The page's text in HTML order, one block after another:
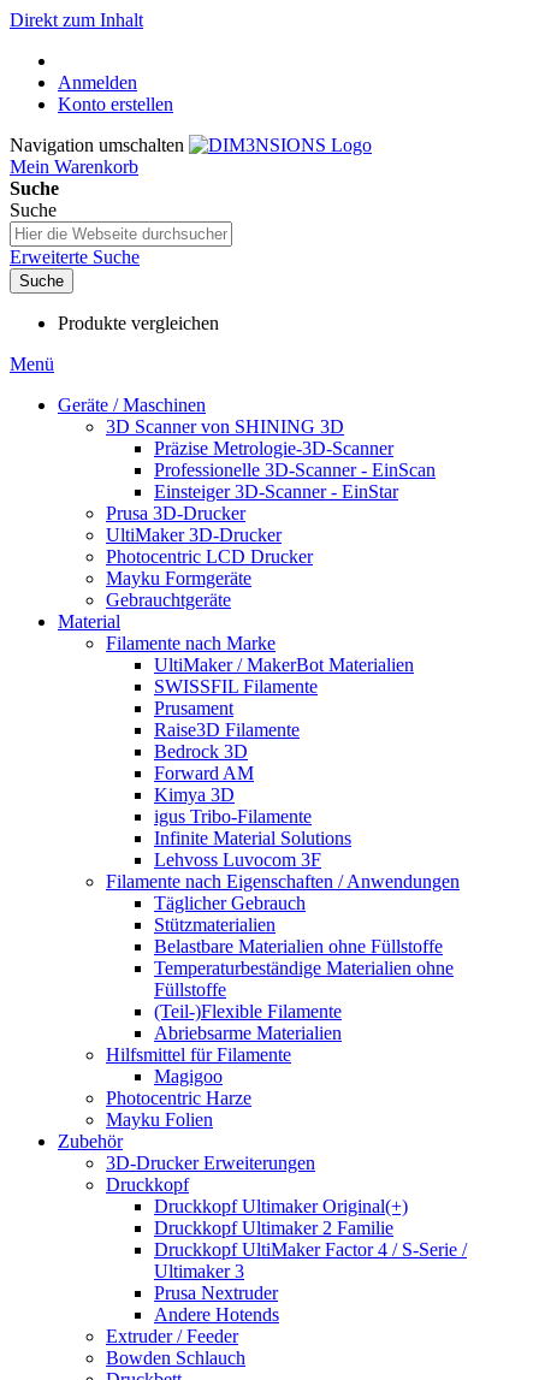
Direkt zum Inhalt
Anmelden
Konto erstellen
Navigation umschalten
Mein Warenkorb
Suche
Suche
Erweiterte Suche
Suche
Produkte vergleichen
Menü
Geräte / Maschinen
3D Scanner von SHINING 3D
Präzise Metrologie-3D-Scanner
Professionelle 3D-Scanner - EinScan
Einsteiger 3D-Scanner - EinStar
Prusa 3D-Drucker
UltiMaker 3D-Drucker
Photocentric LCD Drucker
Mayku Formgeräte
Gebrauchtgeräte
Material
Filamente nach Marke
UltiMaker / MakerBot Materialien
SWISSFIL Filamente
Prusament
Raise3D Filamente
Bedrock 3D
Forward AM
Kimya 3D
igus Tribo-Filamente
Infinite Material Solutions
Lehvoss Luvocom 3F
Filamente nach Eigenschaften / Anwendungen
Täglicher Gebrauch
Stützmaterialien
Belastbare Materialien ohne Füllstoffe
Temperaturbeständige Materialien ohne
Füllstoffe
(Teil-)Flexible Filamente
Abriebsarme Materialien
Hilfsmittel für Filamente
Magigoo
Photocentric Harze
Mayku Folien
Zubehör
3D-Drucker Erweiterungen
Druckkopf
Druckkopf Ultimaker Original(+)
Druckkopf Ultimaker 2 Familie
Druckkopf UltiMaker Factor 4 / S-Serie /
Ultimaker 3
Prusa Nextruder
Andere Hotends
Extruder / Feeder
Bowden Schlauch